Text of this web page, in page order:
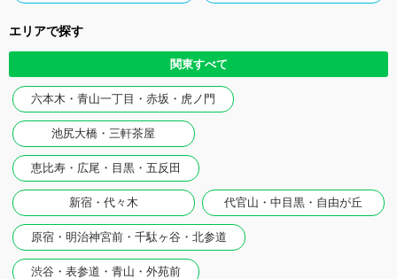
エリアで探す
関東すべて
六本木・青山一丁目・赤坂・虎ノ門
池尻大橋・三軒茶屋
恵比寿・広尾・目黒・五反田
新宿・代々木 代官山・中目黒・自由が丘
原宿・明治神宮前・千駄ヶ谷・北参道
渋谷・表参道・青山・外苑前